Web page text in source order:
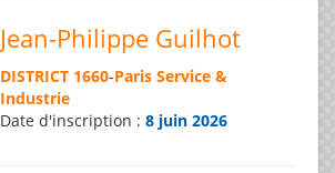
Jean-Philippe Guilhot
DISTRICT 1660-Paris Service &
Industrie
Date d'inscription : 8 juin 2026